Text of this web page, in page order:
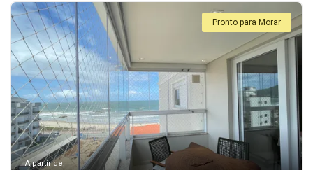
Pronto para Morar
A partir de: